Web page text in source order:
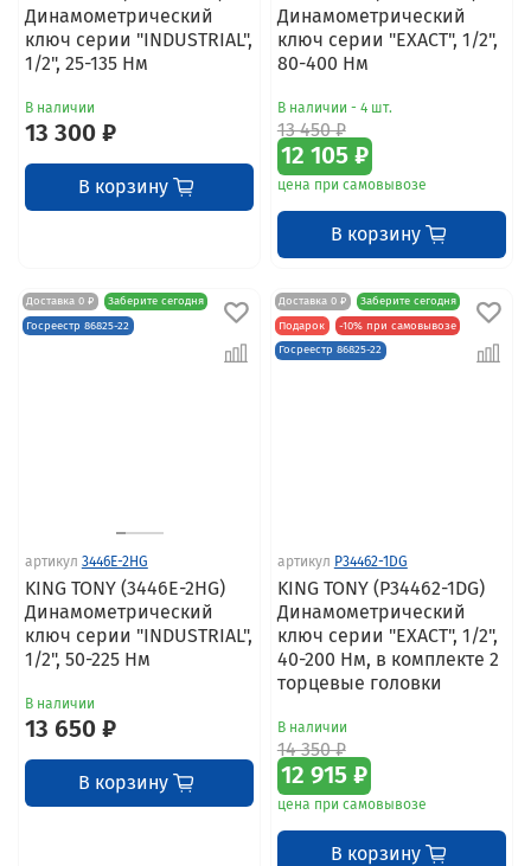
Динамометрический
ключ серии "INDUSTRIAL",
1/2", 25-135 Нм
В наличии
13 300 ₽
В корзину
Динамометрический
ключ серии "EXACT", 1/2",
80-400 Нм
В наличии - 4 шт.
13 450 ₽
12 105 ₽
цена при самовывозе
В корзину
Доставка 0 ₽
Заберите сегодня
Госреестр 86825-22
артикул 3446E-2HG
KING TONY (3446E-2HG)
Динамометрический
ключ серии "INDUSTRIAL",
1/2", 50-225 Нм
В наличии
13 650 ₽
В корзину
Доставка 0 ₽
Заберите сегодня
Подарок
-10% при самовывозе
Госреестр 86825-22
артикул P34462-1DG
KING TONY (P34462-1DG)
Динамометрический
ключ серии "EXACT", 1/2",
40-200 Нм, в комплекте 2
торцевые головки
В наличии
14 350 ₽
12 915 ₽
цена при самовывозе
В корзину